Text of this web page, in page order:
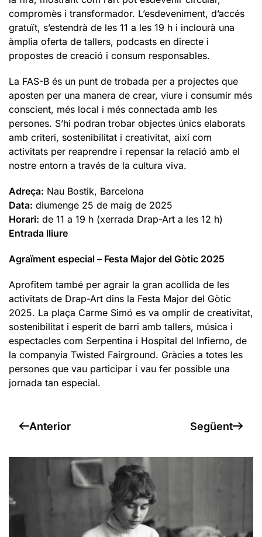
compromès i transformador. L’esdeveniment, d’accés
gratuït, s’estendrà de les 11 a les 19 h i inclourà una
àmplia oferta de tallers, podcasts en directe i
propostes de creació i consum responsables.
La FAS-B és un punt de trobada per a projectes que
aposten per una manera de crear, viure i consumir més
conscient, més local i més connectada amb les
persones. S’hi podran trobar objectes únics elaborats
amb criteri, sostenibilitat i creativitat, així com
activitats per reaprendre i repensar la relació amb el
nostre entorn a través de la cultura viva.
Adreça: Nau Bostik, Barcelona
Data: diumenge 25 de maig de 2025
Horari: de 11 a 19 h (xerrada Drap-Art a les 12 h)
Entrada lliure
Agraïment especial – Festa Major del Gòtic 2025
Aprofitem també per agrair la gran acollida de les
activitats de Drap-Art dins la Festa Major del Gòtic
2025. La plaça Carme Simó es va omplir de creativitat,
sostenibilitat i esperit de barri amb tallers, música i
espectacles com Serpentina i Hospital del Infierno, de
la companyia Twisted Fairground. Gràcies a totes les
persones que vau participar i vau fer possible una
jornada tan especial.
Anterior Següent